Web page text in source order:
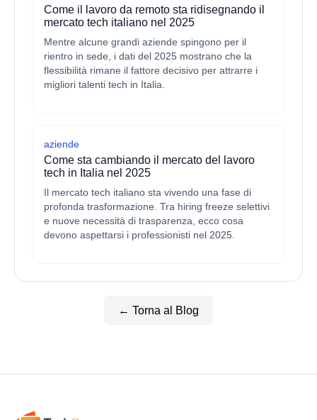
Come il lavoro da remoto sta ridisegnando il
mercato tech italiano nel 2025
Mentre alcune grandi aziende spingono per il
rientro in sede, i dati del 2025 mostrano che la
flessibilità rimane il fattore decisivo per attrarre i
migliori talenti tech in Italia.
aziende
Come sta cambiando il mercato del lavoro
tech in Italia nel 2025
Il mercato tech italiano sta vivendo una fase di
profonda trasformazione. Tra hiring freeze selettivi
e nuove necessità di trasparenza, ecco cosa
devono aspettarsi i professionisti nel 2025.
← Torna al Blog